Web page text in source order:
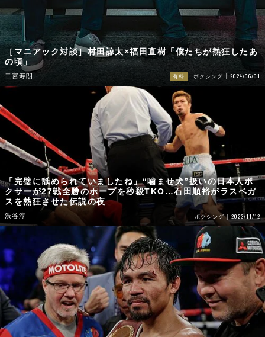
［マニアック対談］村田諒太×福田直樹「僕たちが熱狂したあ
の頃」
二宮寿朗 有料 ボクシング 2024/06/01
「完璧に舐められていましたね」“噛ませ犬”扱いの日本人ボ
クサーが27戦全勝のホープを秒殺TKO…石田順裕がラスベガ
スを熱狂させた伝説の夜
渋谷淳 ボクシング 2023/11/12